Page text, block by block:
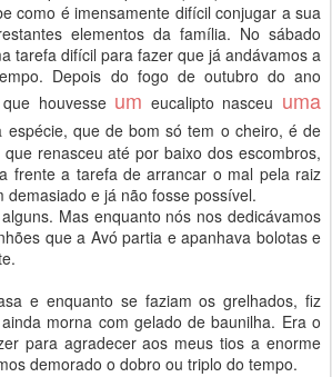
como é imensamente difícil conjugar a sua
elementos da família. No sábado
tarefa difícil para fazer que já andávamos a
Depois do fogo de outubro do ano
houvesse um eucalipto nasceu uma
espécie, que de bom só tem o cheiro, é de
renasceu até por baixo dos escombros,
frente a tarefa de arrancar o mal pela raiz
demasiado e já não fosse possível.
Mas enquanto nós nos dedicávamos
que a Avó partia e apanhava bolotas e
e enquanto se faziam os grelhados, fiz
morna com gelado de baunilha. Era o
para agradecer aos meus tios a enorme
demorado o dobro ou triplo do tempo.